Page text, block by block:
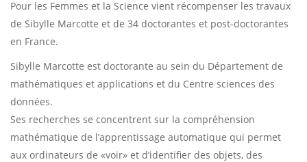
Pour les Femmes et la Science vient récompenser les travaux
de Sibylle Marcotte et de 34 doctorantes et post-doctorantes
en France.
Sibylle Marcotte est doctorante au sein du Département de
mathématiques et applications et du Centre sciences des
données.
Ses recherches se concentrent sur la compréhension
mathématique de l’apprentissage automatique qui permet
aux ordinateurs de «voir» et d’identifier des objets, des